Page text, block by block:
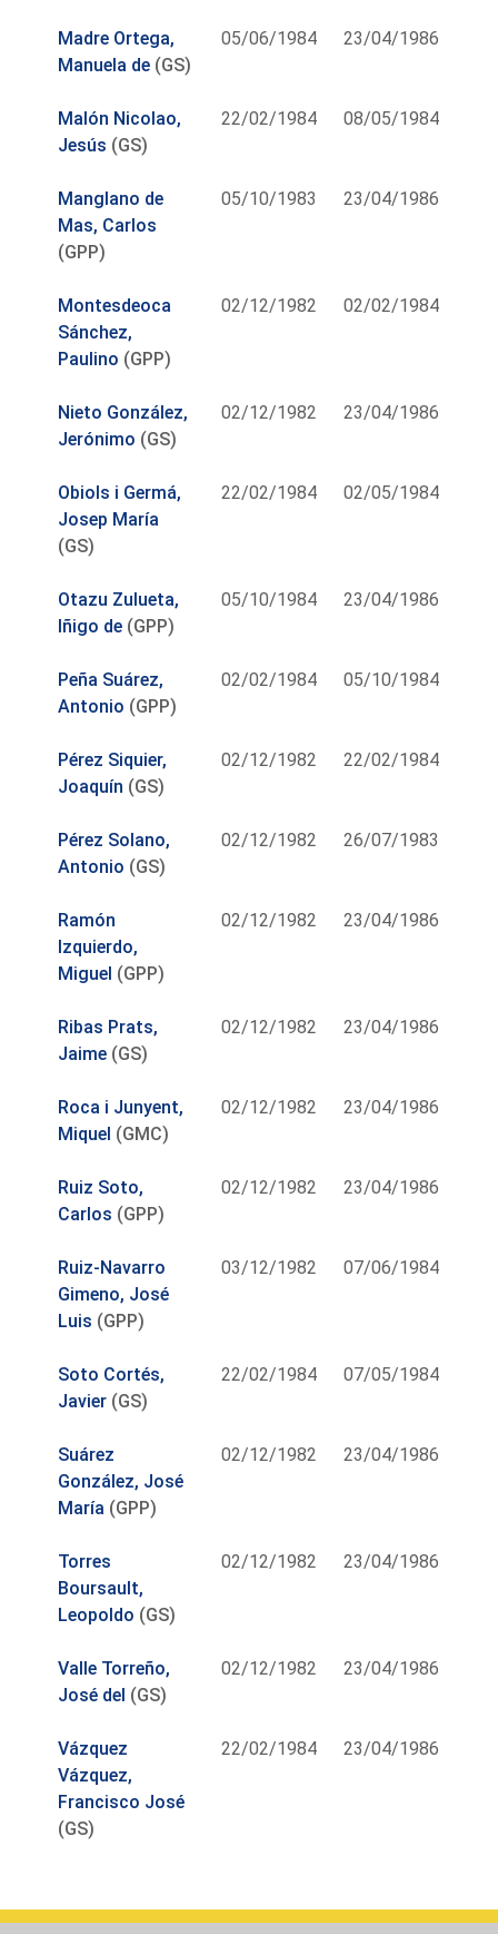
Madre Ortega,
Manuela de (GS)
05/06/1984 23/04/1986
Malón Nicolao,
Jesús (GS)
22/02/1984 08/05/1984
Manglano de
Mas, Carlos
(GPP)
05/10/1983 23/04/1986
Montesdeoca
Sánchez,
Paulino (GPP)
02/12/1982 02/02/1984
Nieto González,
Jerónimo (GS)
02/12/1982 23/04/1986
Obiols i Germá,
Josep María
(GS)
22/02/1984 02/05/1984
Otazu Zulueta,
Iñigo de (GPP)
05/10/1984 23/04/1986
Peña Suárez,
Antonio (GPP)
02/02/1984 05/10/1984
Pérez Siquier,
Joaquín (GS)
02/12/1982 22/02/1984
Pérez Solano,
Antonio (GS)
02/12/1982 26/07/1983
Ramón
Izquierdo,
Miguel (GPP)
02/12/1982 23/04/1986
Ribas Prats,
Jaime (GS)
02/12/1982 23/04/1986
Roca i Junyent,
Miquel (GMC)
02/12/1982 23/04/1986
Ruiz Soto,
Carlos (GPP)
02/12/1982 23/04/1986
Ruiz-Navarro
Gimeno, José
Luis (GPP)
03/12/1982 07/06/1984
Soto Cortés,
Javier (GS)
22/02/1984 07/05/1984
Suárez
González, José
María (GPP)
02/12/1982 23/04/1986
Torres
Boursault,
Leopoldo (GS)
02/12/1982 23/04/1986
Valle Torreño,
José del (GS)
02/12/1982 23/04/1986
Vázquez
Vázquez,
Francisco José
(GS)
22/02/1984 23/04/1986